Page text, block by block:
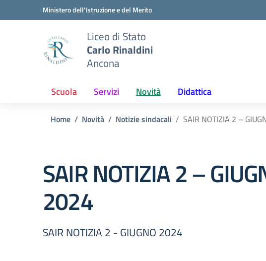
Vai ai contenuti
Vai al menu di navigazioneMinistero dell'Istruzione e del Merito
Liceo di Stato
Carlo Rinaldini
Ancona
Scuola Servizi Novità Didattica
Home Novità Notizie sindacali SAIR NOTIZIA 2 –
SAIR NOTIZIA 2 –
2024
SAIR NOTIZIA 2 - GIUGNO 2024